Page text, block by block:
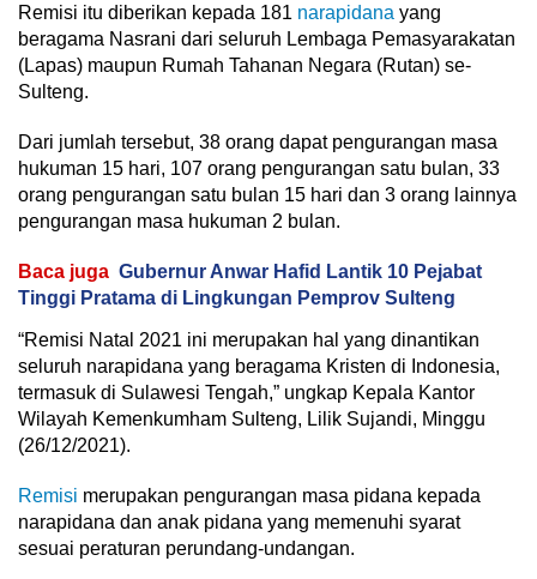
Remisi itu diberikan kepada 181 narapidana yang
beragama Nasrani dari seluruh Lembaga Pemasyarakatan
(Lapas) maupun Rumah Tahanan Negara (Rutan) se-
Sulteng.
Dari jumlah tersebut, 38 orang dapat pengurangan masa
hukuman 15 hari, 107 orang pengurangan satu bulan, 33
orang pengurangan satu bulan 15 hari dan 3 orang lainnya
pengurangan masa hukuman 2 bulan.
Baca juga Gubernur Anwar Hafid Lantik 10 Pejabat
Tinggi Pratama di Lingkungan Pemprov Sulteng
“Remisi Natal 2021 ini merupakan hal yang dinantikan
seluruh narapidana yang beragama Kristen di Indonesia,
termasuk di Sulawesi Tengah,” ungkap Kepala Kantor
Wilayah Kemenkumham Sulteng, Lilik Sujandi, Minggu
(26/12/2021).
Remisi merupakan pengurangan masa pidana kepada
narapidana dan anak pidana yang memenuhi syarat
sesuai peraturan perundang-undangan.